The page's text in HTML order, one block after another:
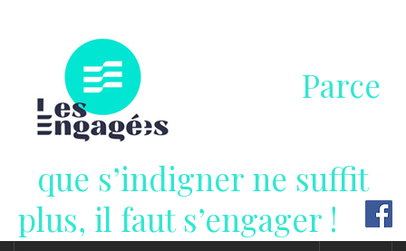
contenu
Parce
que s’indigner ne suffit
plus, il faut s’engager !